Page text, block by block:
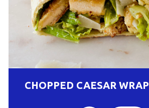
CHOPPED CAESAR WRAP